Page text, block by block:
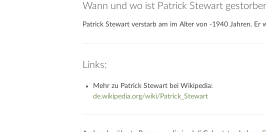
Wann und wo ist Patrick Stewart
Patrick Stewart verstarb am im Alter von -1940 Jahren. Er
Links:
Mehr zu Patrick Stewart bei Wikipedia:
de.wikipedia.org/wiki/Patrick_Stewart